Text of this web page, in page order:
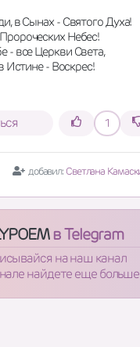
в Сынах - Святого Духа!
Небес!
- все Церкви Света,
Истине - Воскрес!
1
добавил: Светлана
в Telegram
на наш канал
найдете еще